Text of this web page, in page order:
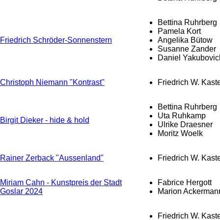
Friedrich Schröder-Sonnenstern
Bettina Ruhrberg
Pamela Kort
Angelika Bütow
Susanne Zander
Daniel
Christoph Niemann "Kontrast" Friedrich W.
Birgit Dieker - hide & hold
Bettina Ruhrberg
Uta Ruhkamp
Ulrike Draesner
Moritz Woelk
Rainer Zerback "Aussenland" Friedrich W.
Miriam Cahn - Kunstpreis der Stadt
Goslar 2024
Fabrice Hergott
Marion
Friedrich W.